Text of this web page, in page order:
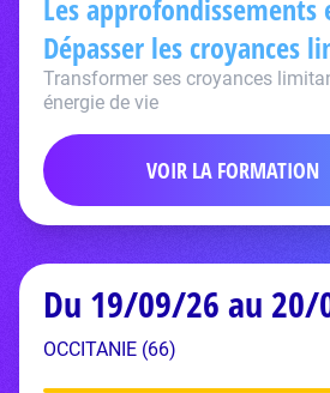
Les approfondissements
Dépasser les croyances
Transformer ses croyances
énergie de vie
VOIR LA FORMATION
Du 19/09/26 au 20/
OCCITANIE (66)